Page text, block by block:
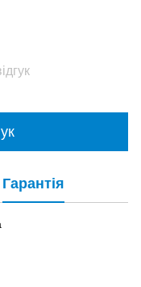
Гарантія